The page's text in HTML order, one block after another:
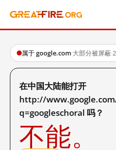
属于 google.com·大部分被屏蔽·
在中国大陆能打开
http://
q=googleschoral 吗？
不能。